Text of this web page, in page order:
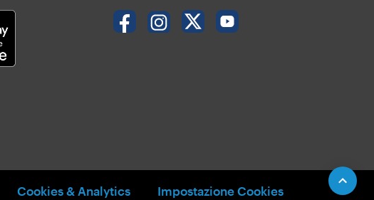
Cookies & Analytics Impostazione Cookies